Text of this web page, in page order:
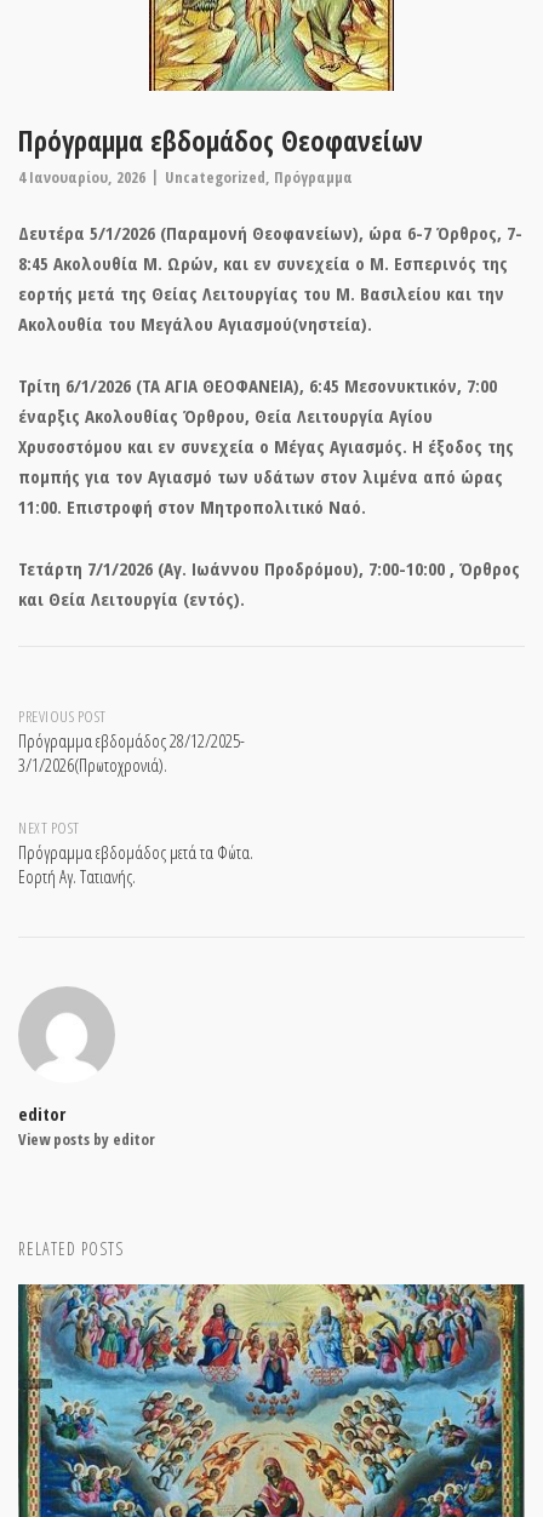
Πρόγραμμα εβδομάδος Θεοφανείων
4 Ιανουαρίου, 2026 Uncategorized, Πρόγραμμα
Δευτέρα 5/1/2026 (Παραμονή Θεοφανείων), ώρα 6-7 Όρθρος, 7-
8:45 Ακολουθία Μ. Ωρών, και εν συνεχεία ο Μ. Εσπερινός της
εορτής μετά της Θείας Λειτουργίας του Μ. Βασιλείου και την
Ακολουθία του Μεγάλου Αγιασμού(νηστεία).
Τρίτη 6/1/2026 (ΤΑ ΑΓΙΑ ΘΕΟΦΑΝΕΙΑ), 6:45 Μεσονυκτικόν, 7:00
έναρξις Ακολουθίας Όρθρου, Θεία Λειτουργία Αγίου
Χρυσοστόμου και εν συνεχεία ο Μέγας Αγιασμός. Η έξοδος της
πομπής για τον Αγιασμό των υδάτων στον λιμένα από ώρας
11:00. Επιστροφή στον Μητροπολιτικό Ναό.
Τετάρτη 7/1/2026 (Αγ. Ιωάννου Προδρόμου), 7:00-10:00 , Όρθρος
και Θεία Λειτουργία (εντός).
Post
navigation
PREVIOUS POST
Πρόγραμμα εβδομάδος 28/12/2025-
3/1/2026(Πρωτοχρονιά).
NEXT POST
Πρόγραμμα εβδομάδος μετά τα Φώτα.
Εορτή Αγ. Τατιανής.
editor
View posts by editor
RELATED POSTS